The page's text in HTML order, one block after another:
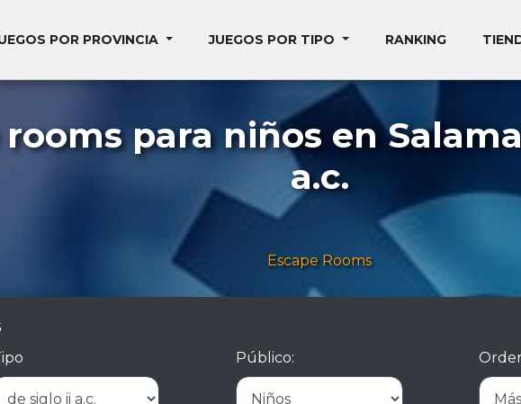
POR PROVINCIA JUEGOS POR TIPO RANKING
rooms para niños en
a.c.
Escape Rooms
Público: